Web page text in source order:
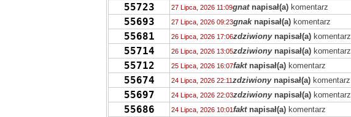
55723 27 Lipca, 2026 11:09gnatnapisał(a) komentarz
55693 27 Lipca, 2026 09:23gnaknapisał(a) komentarz
55681 26 Lipca, 2026 17:06zdziwionynapisał(a) komentarz
55714 26 Lipca, 2026 13:05zdziwionynapisał(a) komentarz
55712 25 Lipca, 2026 16:07faktnapisał(a) komentarz
55674 24 Lipca, 2026 22:11zdziwionynapisał(a) komentarz
55697 24 Lipca, 2026 22:03zdziwionynapisał(a) komentarz
55686 24 Lipca, 2026 10:01faktnapisał(a) komentarz